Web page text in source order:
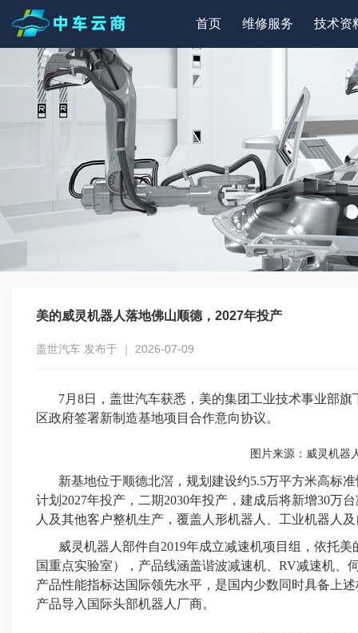
首页 维修服务 技术资
美的威灵机器人落地佛山顺德，2027年投产
盖世汽车 发布于 ｜ 2026-07-09
7月8日，盖世汽车获悉，美的集团工业技术事业部
区政府签署新制造基地项目合作意向协议。
图片来源：威灵机器
新基地位于顺德北滘，规划建设约5.5万平方米高标
计划2027年投产，二期2030年投产，建成后将新增30万
人及其他客户整机生产，覆盖人形机器人、工业机器人
威灵机器人部件自2019年成立减速机项目组，依托
国重点实验室），产品线涵盖谐波减速机、RV减速机、
产品性能指标达国际领先水平，是国内少数同时具备上
产品导入国际头部机器人厂商。